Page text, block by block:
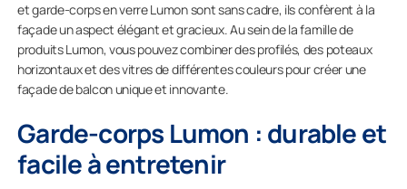
et garde-corps en verre Lumon sont sans cadre, ils confèrent à la
façade un aspect élégant et gracieux. Au sein de la famille de
produits Lumon, vous pouvez combiner des profilés, des poteaux
horizontaux et des vitres de différentes couleurs pour créer une
façade de balcon unique et innovante.
Garde-corps Lumon : durable et
facile à entretenir